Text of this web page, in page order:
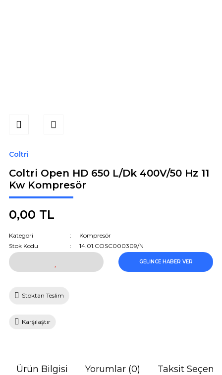
Coltri
Coltri Open HD 650 L/Dk 400V/50 Hz 11
Kw Kompresör
0,00 TL
Kategori
Kompresör
Stok Kodu
14.01.COSC000309/N
GELİNCE HABER VER
Stoktan Teslim
Karşılaştır
Ürün Bilgisi Yorumlar (0) Taksit